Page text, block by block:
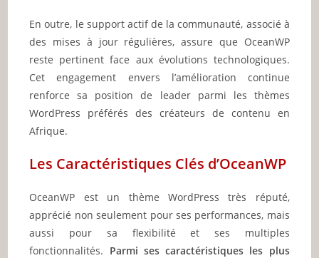
En outre, le support actif de la communauté, associé à
des mises à jour régulières, assure que OceanWP
reste pertinent face aux évolutions technologiques.
Cet engagement envers l’amélioration continue
renforce sa position de leader parmi les thèmes
WordPress préférés des créateurs de contenu en
Afrique.
Les Caractéristiques Clés d’OceanWP
OceanWP est un thème WordPress très réputé,
apprécié non seulement pour ses performances, mais
aussi pour sa flexibilité et ses multiples
fonctionnalités. Parmi ses caractéristiques les plus